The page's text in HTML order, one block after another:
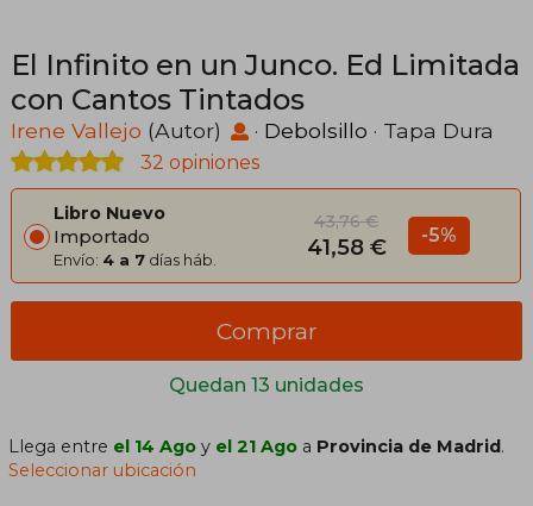
El Infinito en un Junco. Ed Limitada
con Cantos Tintados
Irene Vallejo (Autor) · Debolsillo · Tapa Dura
32 opiniones
Libro Nuevo
Importado
Envío: 4 a 7 días háb.
43,76 €
41,58 € -5%
Quedan 13 unidades
Comprar
Llega entre el 14 Ago y el 21 Ago a Provincia de Madrid.
Seleccionar ubicación